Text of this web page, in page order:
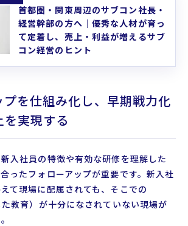
首都圏・関東周辺のサブコン社長・
経営幹部の方へ｜優秀な人材が育っ
て定着し、売上・利益が増えるサブ
コン経営のヒント
プを仕組み化し、早期戦力化
実現する
入社員の特徴や有効な研修を理解した
ったフォローアップが重要です。新入社
て現場に配属されても、そこでの
教育）が十分になされていない現場が